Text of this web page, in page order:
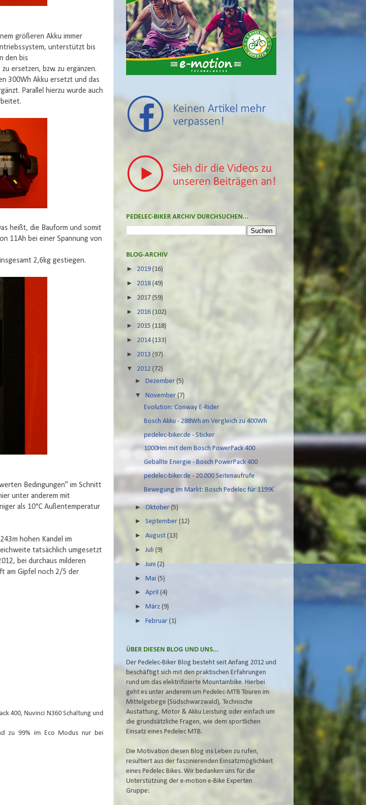
größeren Akku immer
unterstützt bis
den bis
ersetzen, bzw. zu ergänzen.
300Wh Akku ersetzt und das
Parallel hierzu wurde auch
heißt, die Bauform und somit
11Ah bei einer Spannung von
2,6kg gestiegen.
Bedingungen" im Schnitt
unter anderem mit
als 10°C Außentemperatur
hohen Kandel im
tatsächlich umgesetzt
bei durchaus milderen
am Gipfel noch 2/5 der
400, Nuvinci N360 Schaltung und
zu 99% im Eco Modus nur bei
PEDELEC-BIKER ARCHIV DURCHSUCHEN...
BLOG-ARCHIV
► 2019 (16)
► 2018 (49)
► 2017 (59)
► 2016 (102)
► 2015 (118)
► 2014(133)
► 2013 (97)
▼ 2012 (72)
►Dezember(5)
▼November(7)
Evolution: Conway E-Rider
Bosch Akku - 288Wh im Vergleich zu 400Wh
pedelec-biker.de - Sticker
1000Hm mit dem Bosch PowerPack 400
Geballte Energie - Bosch PowerPack 400
pedelec-biker.de - 20.000 Seitenaufrufe
Bewegung im Markt: Bosch Pedelec für 1199€
►Oktober(5)
►September(12)
►August(13)
► Juli(9)
►Juni(2)
►Mai(5)
►April(4)
►März(9)
►Februar(1)
ÜBER DIESEN BLOG UND UNS...
Der Pedelec-Biker Blog besteht seit Anfang 2012 und
beschäftigt sich mit den praktischen Erfahrungen
rund um das elektrifizierte Mountainbike. Hierbei
geht es unter anderem um Pedelec-MTB Touren im
Mittelgebirge (Südschwarzwald), Technische
Austattung, Motor & Akku Leistung oder einfach um
die grundsätzliche Fragen, wie dem sportlichen
Einsatz eines Pedelec MTB.
Die Motivation diesen Blog ins Leben zu rufen,
resultiert aus der faszinierenden Einsatzmöglichkeit
eines Pedelec Bikes. Wir bedanken uns für die
Unterstützung der e-motion e-Bike Experten
Gruppe: